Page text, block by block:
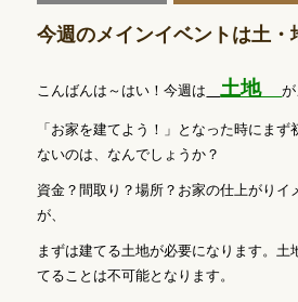
今週のメインイベントは土
こんばんは～はい！今週は 土地
「お家を建てよう！」となった時にま
ないのは、なんでしょうか？
資金？間取り？場所？お家の仕上がりイ
が、
まずは建てる土地が必要になります。土
てることは不可能となります。